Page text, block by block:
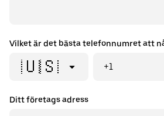
Vilket är det bästa telefonnumret att
🇺🇸 +1
Ditt företags adress